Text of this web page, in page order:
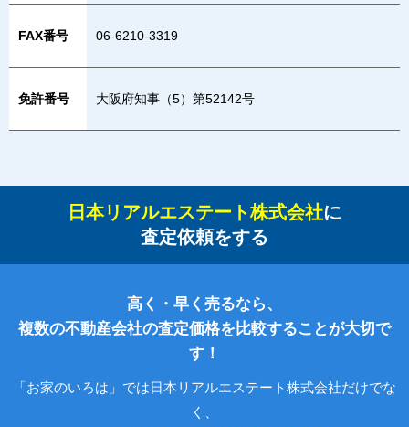
FAX番号 06-6210-3319
免許番号 大阪府知事（5）第52142号
日本リアルエステート株式会社に
査定依頼をする
高く・早く売るなら、
複数の不動産会社の査定価格を比較することが大切で
す！
「お家のいろは」では日本リアルエステート株式会社だけでな
く、